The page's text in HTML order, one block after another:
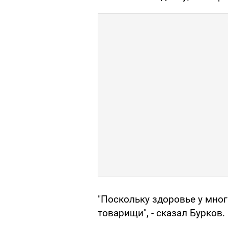
"Поскольку здоровье у
товарищи", - сказал Бурков.